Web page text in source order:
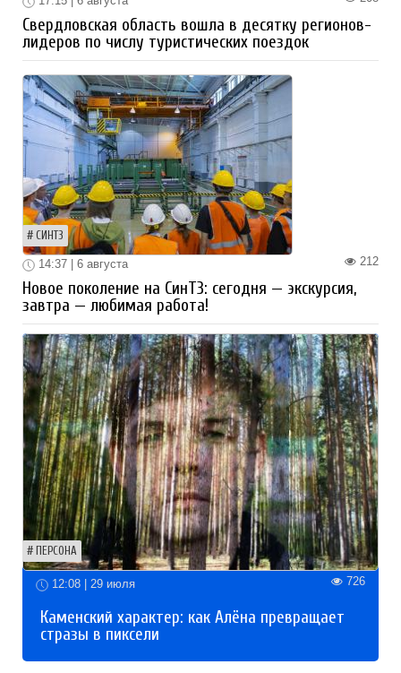
Свердловская область вошла в десятку регионов-
лидеров по числу туристических поездок
СИНТЗ
212
14:37 | 6 августа
Новое поколение на СинТЗ: сегодня — экскурсия,
завтра — любимая работа!
ПЕРСОНА
12:08 | 29 июля 726
Каменский характер: как Алёна превращает
стразы в пиксели